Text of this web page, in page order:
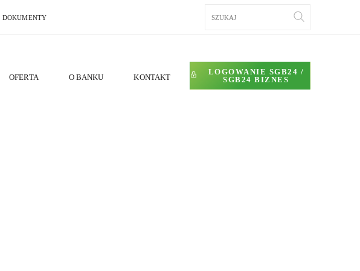
DOKUMENTY
OFERTA O BANKU KONTAKT
LOGOWANIE SGB24 /
SGB24 BIZNES